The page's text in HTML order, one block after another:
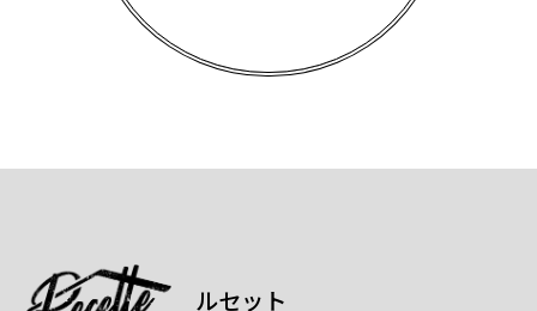
ルセット